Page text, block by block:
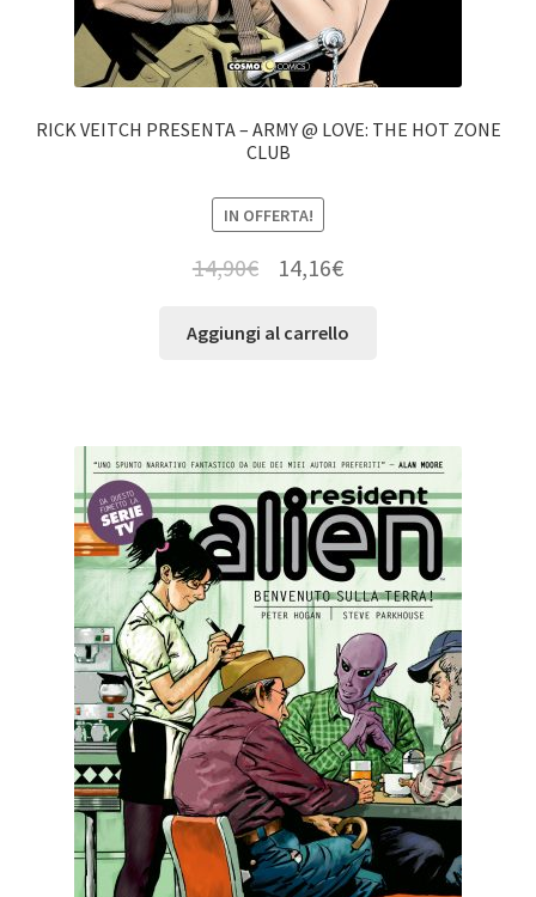
RICK VEITCH PRESENTA – ARMY @ LOVE: THE HOT ZONE
CLUB
IN OFFERTA!
14,90€ 14,16€
Aggiungi al carrello